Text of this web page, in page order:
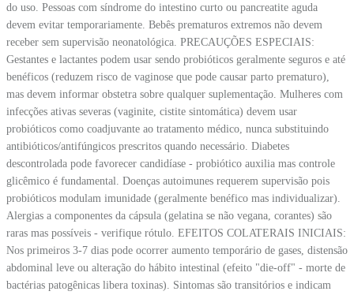
do uso. Pessoas com síndrome do intestino curto ou pancreatite aguda
devem evitar temporariamente. Bebês prematuros extremos não devem
receber sem supervisão neonatológica. PRECAUÇÕES ESPECIAIS:
Gestantes e lactantes podem usar sendo probióticos geralmente seguros e até
benéficos (reduzem risco de vaginose que pode causar parto prematuro),
mas devem informar obstetra sobre qualquer suplementação. Mulheres com
infecções ativas severas (vaginite, cistite sintomática) devem usar
probióticos como coadjuvante ao tratamento médico, nunca substituindo
antibióticos/antifúngicos prescritos quando necessário. Diabetes
descontrolada pode favorecer candidíase - probiótico auxilia mas controle
glicêmico é fundamental. Doenças autoimunes requerem supervisão pois
probióticos modulam imunidade (geralmente benéfico mas individualizar).
Alergias a componentes da cápsula (gelatina se não vegana, corantes) são
raras mas possíveis - verifique rótulo. EFEITOS COLATERAIS INICIAIS:
Nos primeiros 3-7 dias pode ocorrer aumento temporário de gases, distensão
abdominal leve ou alteração do hábito intestinal (efeito "die-off" - morte de
bactérias patogênicas libera toxinas). Sintomas são transitórios e indicam